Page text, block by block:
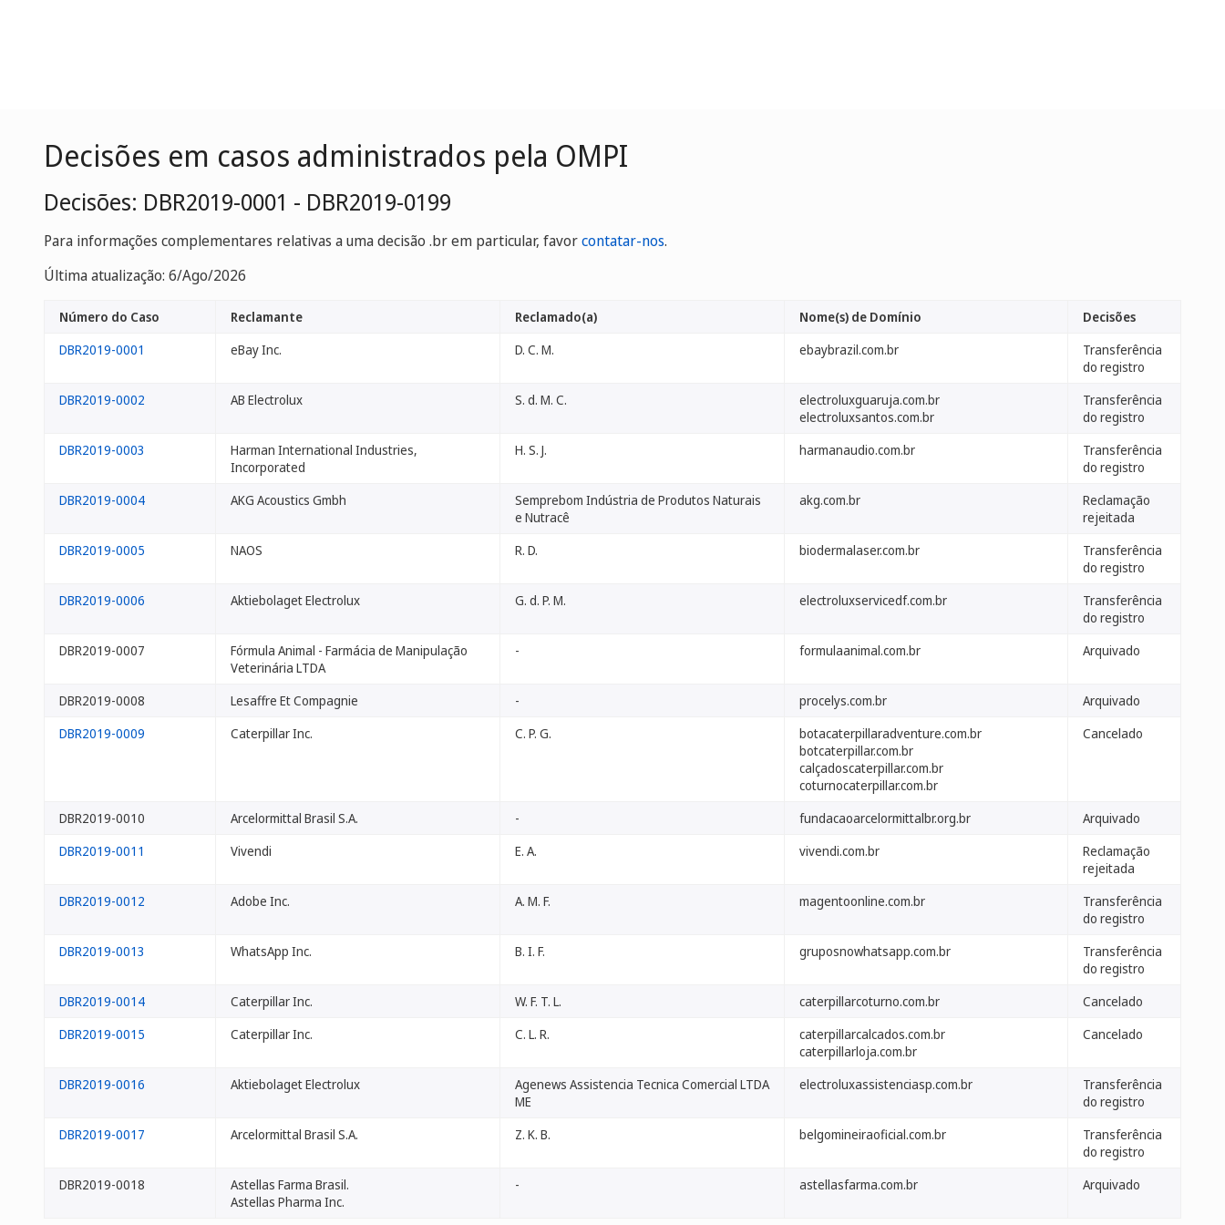
Decisões em casos administrados pela OMPI
Decisões: DBR2019-0001 - DBR2019-0199
Para informações complementares relativas a uma decisão .br em particular, favorcontatar-nos.
Última atualização: 6/Ago/2026
Número do Caso Reclamante Reclamado(a) Nome(s) de Domínio
Decisões
DBR2019-0001
eBay Inc. D. C. M. ebaybrazil.com.br
Transferência
do registro
DBR2019-0002
AB Electrolux S. d. M. C.
electroluxguaruja.com.br
electroluxsantos.com.br
Transferência
do registro
DBR2019-0003
Harman International Industries,
Incorporated
H. S. J. harmanaudio.com.br
Transferência
do registro
DBR2019-0004
AKG Acoustics Gmbh
Semprebom Indústria de Produtos Naturais
e Nutracê
akg.com.br
Reclamação
rejeitada
DBR2019-0005
NAOS R. D. biodermalaser.com.br
Transferência
do registro
DBR2019-0006
Aktiebolaget Electrolux G. d. P. M. electroluxservicedf.com.br
Transferência
do registro
DBR2019-0007
Fórmula Animal - Farmácia de Manipulação
Veterinária LTDA
- formulaanimal.com.br Arquivado
DBR2019-0008 Lesaffre Et Compagnie - procelys.com.br
Arquivado
DBR2019-0009
Caterpillar Inc. C. P. G.
botacaterpillaradventure.com.br
botcaterpillar.com.br
calçadoscaterpillar.com.br
coturnocaterpillar.com.br
Cancelado
DBR2019-0010 Arcelormittal Brasil S.A. - fundacaoarcelormittalbr.org.br
Arquivado
DBR2019-0011
Vivendi E. A. vivendi.com.br
Reclamação
rejeitada
DBR2019-0012
Adobe Inc. A. M. F. magentoonline.com.br
Transferência
do registro
DBR2019-0013
WhatsApp Inc. B. I. F. gruposnowhatsapp.com.br
Transferência
do registro
DBR2019-0014
Caterpillar Inc. W. F. T. L. caterpillarcoturno.com.br
Cancelado
DBR2019-0015
Caterpillar Inc. C. L. R.
caterpillarcalcados.com.br
caterpillarloja.com.br
Cancelado
DBR2019-0016 Aktiebolaget Electrolux
Agenews Assistencia Tecnica Comercial LTDA
ME
electroluxassistenciasp.com.br
Transferência
do registro
DBR2019-0017
Arcelormittal Brasil S.A. Z. K. B. belgomineiraoficial.com.br
Transferência
do registro
DBR2019-0018
Astellas Farma Brasil.
Astellas Pharma Inc.
- astellasfarma.com.br Arquivado